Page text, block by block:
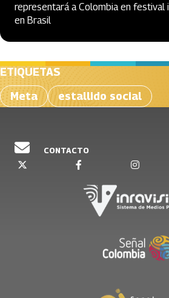
representará a Colombia en festival
en Brasil
ETIQUETAS
Meta
estallido social
CONTACTO